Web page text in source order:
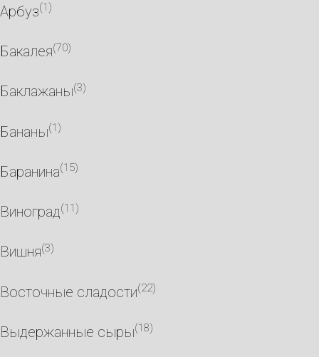
Арбуз(1)
Бакалея(70)
Баклажаны(3)
Бананы(1)
Баранина(15)
Виноград(11)
Вишня(3)
Восточные сладости(22)
Выдержанные сыры(18)